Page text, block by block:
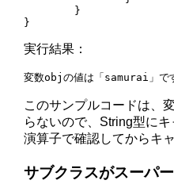
}
実行結果：
変数objの値は「samurai」で
このサンプルコードは、
らないので、String型に
演算子で確認してからキ
サブクラスがスーパ